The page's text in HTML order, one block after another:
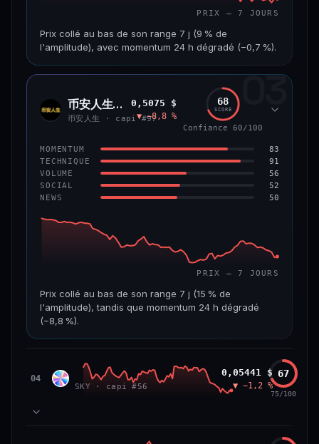
PRIX — 7 JOURS
Prix collé au bas de son range 7 j (9 % de
l'amplitude), avec momentum 24 h dégradé (−0,7 %).
CAP. MARCHÉ VOLUME 24 H
VAR. 7 J VAR. 30 J
−22,2 %
VS ATH
−96,6 %
RANG CAPI.
#143
CONFIANCE 69/100
03
币安
人生
币安人生 (BinanceLife)
币安人生 · capi #97
0,5075 $
▼ −8,8 %
68
SCORE
Confiance 60/100
MOMENTUM 83
TECHNIQUE 91
VOLUME 56
SOCIAL 52
NEWS 50
PRIX — 7 JOURS
Prix collé au bas de son range 7 j (15 % de
l'amplitude), tandis que momentum 24 h dégradé
(−8,8 %).
508 M$ 8,7 M$
VAR. 7 J VAR. 30 J
04 SKY Sky
SKY · capi #56
0,05441 $
▼ −1,2 %
67
75/100
78